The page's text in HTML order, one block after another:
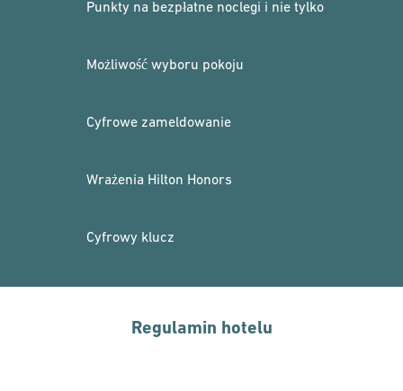
Punkty na bezpłatne noclegi i nie tylko
Możliwość wyboru pokoju
Cyfrowe zameldowanie
Wrażenia Hilton Honors
Cyfrowy klucz
Regulamin hotelu